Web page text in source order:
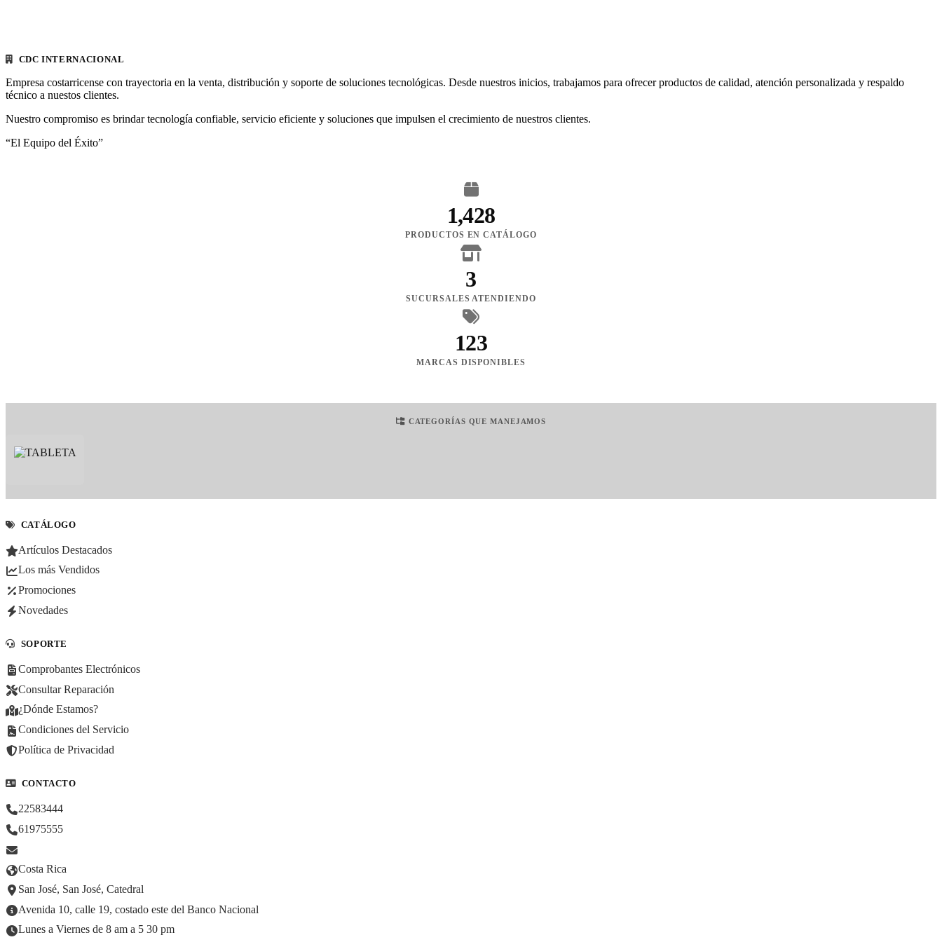
CDC INTERNACIONAL
Empresa costarricense con trayectoria en la venta, distribución y soporte de soluciones tecnológicas. Desde nuestros inicios, trabajamos para ofrecer productos de calidad, atención personalizada y respaldo
técnico a nuestos clientes.
Nuestro compromiso es brindar tecnología confiable, servicio eficiente y soluciones que impulsen el crecimiento de nuestros clientes.
“El Equipo del Éxito”
1,428
PRODUCTOS EN CATÁLOGO
3
SUCURSALES ATENDIENDO
123
MARCAS DISPONIBLES
CATEGORÍAS QUE MANEJAMOS
CATÁLOGO
Artículos Destacados
Los más Vendidos
Promociones
Novedades
SOPORTE
Comprobantes Electrónicos
Consultar Reparación
¿Dónde Estamos?
Condiciones del Servicio
Política de Privacidad
CONTACTO
22583444
61975555
Costa Rica
San José, San José, Catedral
Avenida 10, calle 19, costado este del Banco Nacional
Lunes a Viernes de 8 am a 5 30 pm